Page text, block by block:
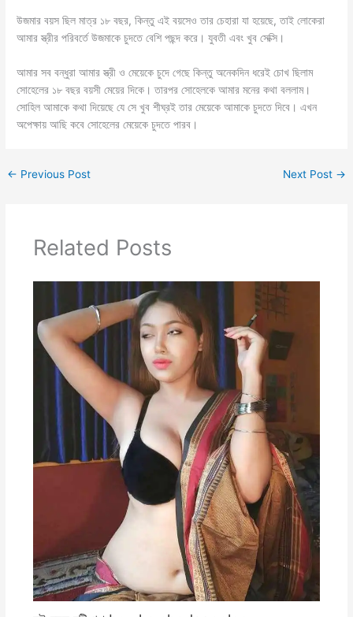
উজমার বয়স ছিল মাত্র ১৮ বছর, কিন্তু এই বয়সেও তার চেহারা যা হয়েছে, তাই লোকেরা
আমার স্ত্রীর পরিবর্তে উজমাকে চুদতে বেশি পছন্দ করে। যুবতী এবং খুব সেক্সি।
আমার সব বন্ধুরা আমার স্ত্রী ও মেয়েকে চুদে গেছে কিন্তু অনেকদিন ধরেই চোখ ছিলাম
সোহেলের ১৮ বছর বয়সী মেয়ের দিকে। তারপর সোহেলকে আমার মনের কথা বললাম।
সোহিল আমাকে কথা দিয়েছে যে সে খুব শীঘ্রই তার মেয়েকে আমাকে চুদতে দিবে। এখন
অপেক্ষায় আছি কবে সোহেলের মেয়েকে চুদতে পারব।
← Previous Post Next Post →
Related Posts